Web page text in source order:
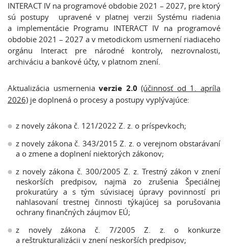
INTERACT IV na programové obdobie 2021 – 2027, pre ktorý
sú postupy upravené v platnej verzii Systému riadenia
a implementácie Programu INTERACT IV na programové
obdobie 2021 – 2027 a v metodickom usmernení riadiaceho
orgánu Interact pre národné kontroly, nezrovnalosti,
archiváciu a bankové účty, v platnom znení.
Aktualizácia usmerneniaverzie 2.0 (účinnosť od 1. apríla
2026) je doplnená o procesy a postupy vyplývajúce:
z novely zákona č. 121/2022 Z. z. o príspevkoch;
z novely zákona č. 343/2015 Z. z. o verejnom obstarávaní
a o zmene a doplnení niektorých zákonov;
z novely zákona č. 300/2005 Z. z. Trestný zákon v znení
neskorších predpisov, najmä zo zrušenia Špeciálnej
prokuratúry a s tým súvisiacej úpravy povinností pri
nahlasovaní trestnej činnosti týkajúcej sa porušovania
ochrany finančných záujmov EÚ;
z novely zákona č. 7/2005 Z. z. o konkurze
a reštrukturalizácii v znení neskorších predpisov;